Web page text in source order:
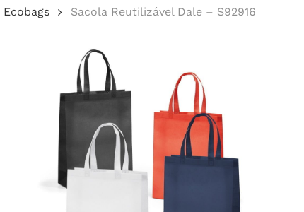
Ecobags Sacola Reutilizável Dale – S92916